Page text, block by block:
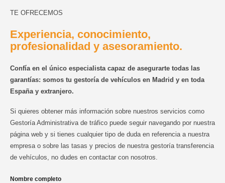
TE OFRECEMOS
Experiencia, conocimiento,
profesionalidad y asesoramiento.
Confía en el único especialista capaz de asegurarte todas las
garantías: somos tu gestoría de vehículos en Madrid y en toda
España y extranjero.
Si quieres obtener más información sobre nuestros servicios como
Gestoría Administrativa de tráfico puede seguir navegando por nuestra
página web y si tienes cualquier tipo de duda en referencia a nuestra
empresa o sobre las tasas y precios de nuestra gestoría transferencia
de vehículos, no dudes en contactar con nosotros.
Nombre completo